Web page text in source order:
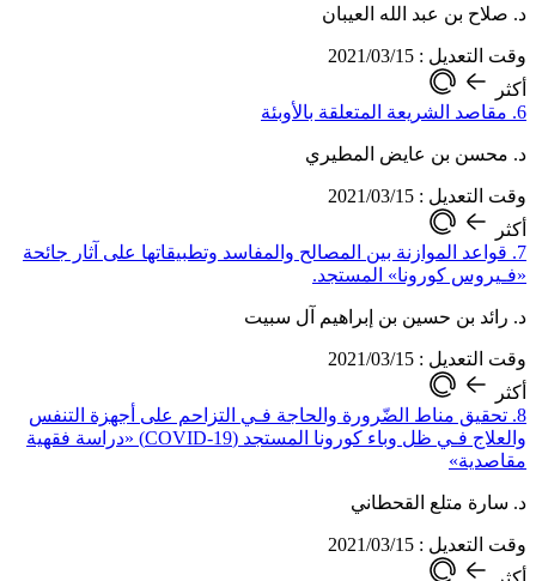
د. صلاح بن عبد الله العيبان
وقت التعديل : 2021/03/15
أكثر
6. مقاصد الشريعة المتعلقة بالأوبئة
د. محسن بن عايض المطيري
وقت التعديل : 2021/03/15
أكثر
7. قواعد الموازنة بين المصالح والمفاسد وتطبيقاتها على آثار جائحة
«فـيروس كورونا» المستجد.
د. رائد بن حسين بن إبراهيم آل سبيت
وقت التعديل : 2021/03/15
أكثر
8. تحقيق مناط الضّرورة والحاجة فـي التزاحم على أجهزة التنفس
والعلاج فـي ظل وباء كورونا المستجد (COVID-19) «دراسة فقهية
مقاصدية»
د. سارة متلع القحطاني
وقت التعديل : 2021/03/15